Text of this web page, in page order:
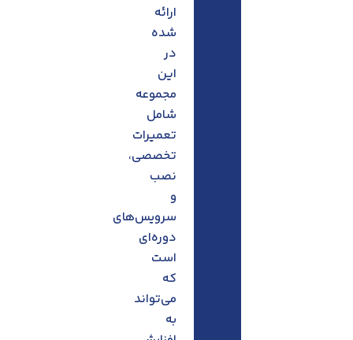
ارائه
شده
در
این
مجموعه
شامل
تعمیرات
تخصصی،
نصب
و
سرویس‌های
دوره‌ای
است
که
می‌تواند
به